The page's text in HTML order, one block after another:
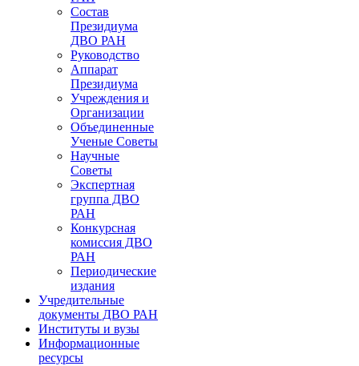
Состав
Президиума
ДВО РАН
Руководство
Аппарат
Президиума
Учреждения и
Организации
Объединенные
Ученые Советы
Научные
Советы
Экспертная
группа ДВО
РАН
Конкурсная
комиссия ДВО
РАН
Периодические
издания
Учредительные
документы ДВО РАН
Институты и вузы
Информационные
ресурсы